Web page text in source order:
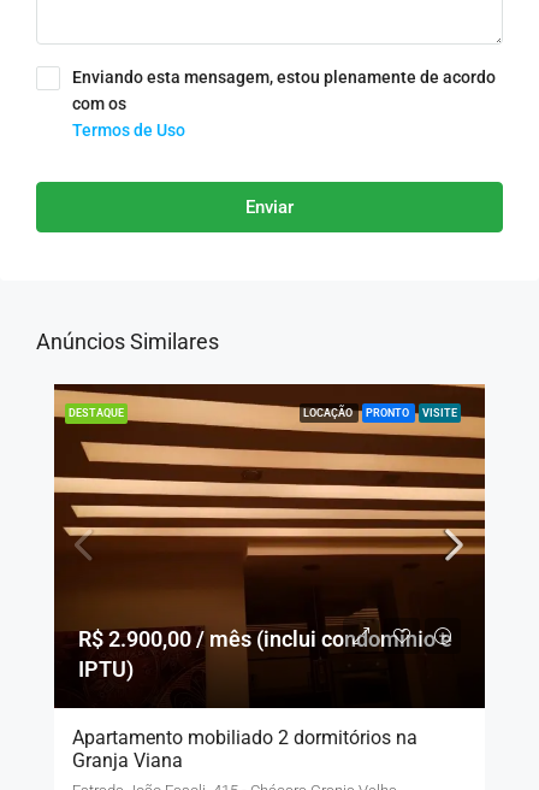
Enviando esta mensagem, estou plenamente de acordo
com os
Termos de Uso
Enviar
Anúncios Similares
DESTAQUE LOCAÇÃO PRONTO VISITE
R$ 2.900,00 / mês (inclui condomínio e
IPTU)
Apartamento mobiliado 2 dormitórios na
Granja Viana